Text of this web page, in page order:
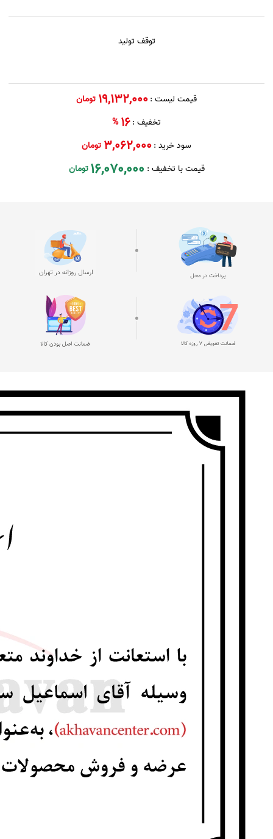
توقف تولید
قیمت لیست :19,132,000 تومان
تخفیف :16
%
سود خرید :3,062,000 تومان
قیمت با تخفیف : 16,070,000تومان